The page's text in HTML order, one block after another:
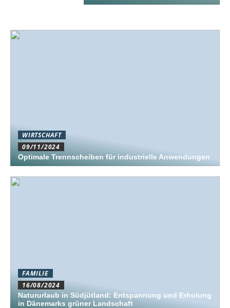
WIRTSCHAFT
09/11/2024
Optimale Trennscheiben für industrielle Anwendungen
FAMILIE
16/08/2024
Natururlaub in Südjütland: Entspannung und Erholung
in Dänemarks grüner Landschaft